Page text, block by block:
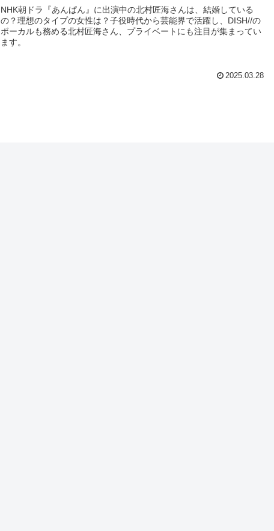
NHK朝ドラ『あんぱん』に出演中の北村匠海さんは、結婚している
の？理想のタイプの女性は？子役時代から芸能界で活躍し、DISH//の
ボーカルも務める北村匠海さん、プライベートにも注目が集まってい
ます。
2025.03.28